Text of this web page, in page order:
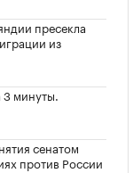
пресекла
из
3 минуты.
сенатом
против России